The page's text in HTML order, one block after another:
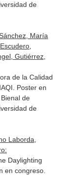
de
María
Gutiérrez,
de la Calidad
Poster en
de
de
Laborda,
Daylighting
en congreso.